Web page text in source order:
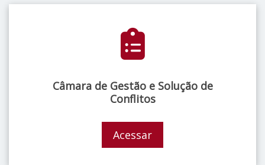
Câmara de Gestão e Solução de
Conflitos
Acessar